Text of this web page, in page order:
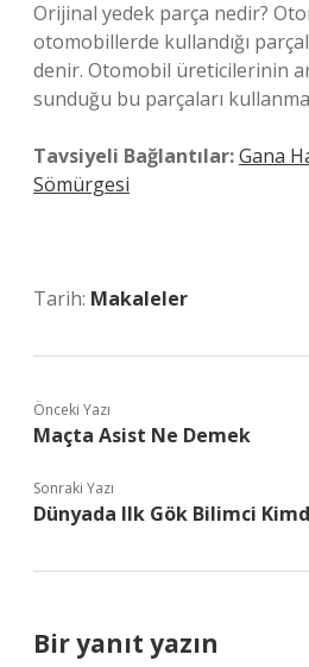
Orijinal yedek parça nedir?
otomobillerde kullandığı
denir. Otomobil üreticilerinin
sunduğu bu parçaları
Tavsiyeli Bağlantılar:Gana
Sömürgesi
Tarih: Makaleler
Önceki Yazı
Maçta Asist Ne Demek
Sonraki Yazı
Dünyada Ilk Gök Bilimci
Bir yanıt yazın